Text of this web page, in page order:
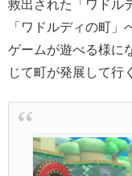
救出された「ワドル
「ワドルディの町
ゲームが遊べる様に
じて町が発展して行